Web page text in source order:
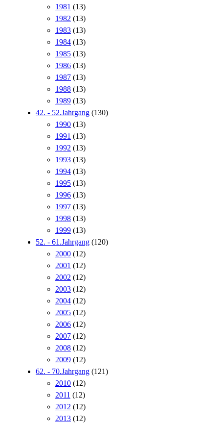
1981 (13)
1982 (13)
1983 (13)
1984 (13)
1985 (13)
1986 (13)
1987 (13)
1988 (13)
1989 (13)
42. - 52.Jahrgang (130)
1990 (13)
1991 (13)
1992 (13)
1993 (13)
1994 (13)
1995 (13)
1996 (13)
1997 (13)
1998 (13)
1999 (13)
52. - 61.Jahrgang (120)
2000 (12)
2001 (12)
2002 (12)
2003 (12)
2004 (12)
2005 (12)
2006 (12)
2007 (12)
2008 (12)
2009 (12)
62. - 70.Jahrgang (121)
2010 (12)
2011 (12)
2012 (12)
2013 (12)